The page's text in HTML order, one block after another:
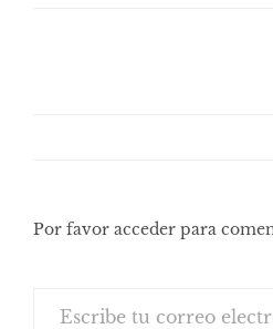
Por favor acceder para